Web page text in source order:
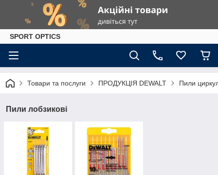
SPORT OPTICS
Товари та послуги ПРОДУКЦІЯ DEWALT Пили
Пили лобзикові